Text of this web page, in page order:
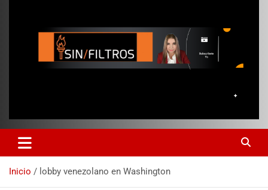
Inicio lobby venezolano en Washington